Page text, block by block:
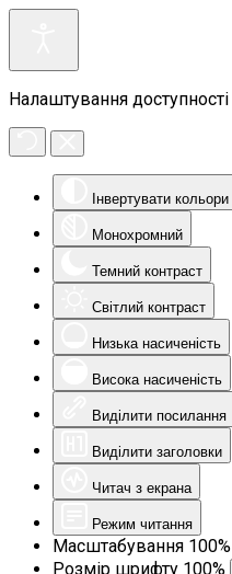
Налаштування доступності
Інвертувати кольори
Монохромний
Темний контраст
Світлий контраст
Низька насиченість
Висока насиченість
Виділити посилання
Виділити заголовки
Читач з екрана
Режим читання
Масштабування 100%
Розмір шрифту 100%